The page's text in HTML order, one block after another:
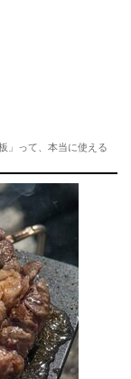
」って、本当に使える